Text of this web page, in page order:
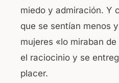
miedo y admiración. Y
que se sentían menos
mujeres «lo miraban
el raciocinio y se
placer.